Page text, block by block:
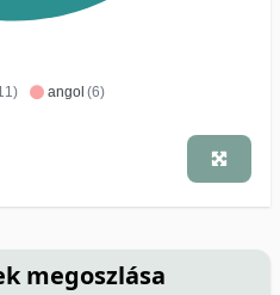
angol (6)
megoszlása